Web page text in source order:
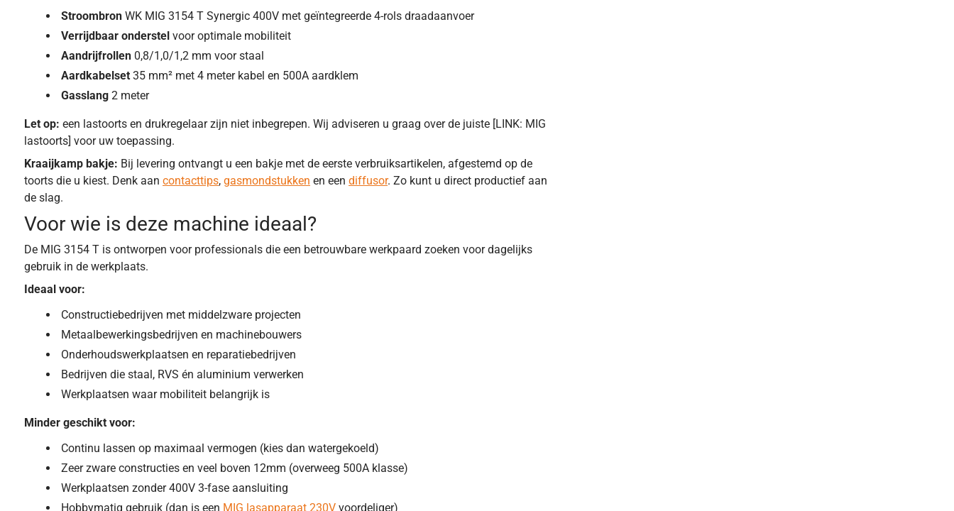
Stroombron WK MIG 3154 T Synergic 400V met geïntegreerde 4-rols draadaanvoer
Verrijdbaar onderstel voor optimale mobiliteit
Aandrijfrollen 0,8/1,0/1,2 mm voor staal
Aardkabelset 35 mm² met 4 meter kabel en 500A aardklem
Gasslang 2 meter
Let op: een lastoorts en drukregelaar zijn niet inbegrepen. Wij adviseren u graag over de juiste [LINK: MIG
lastoorts] voor uw toepassing.
Kraaijkamp bakje: Bij levering ontvangt u een bakje met de eerste verbruiksartikelen, afgestemd op de
toorts die u kiest. Denk aan contacttips, gasmondstukken en een diffusor. Zo kunt u direct productief aan
de slag.
Voor wie is deze machine ideaal?
De MIG 3154 T is ontworpen voor professionals die een betrouwbare werkpaard zoeken voor dagelijks
gebruik in de werkplaats.
Ideaal voor:
Constructiebedrijven met middelzware projecten
Metaalbewerkingsbedrijven en machinebouwers
Onderhoudswerkplaatsen en reparatiebedrijven
Bedrijven die staal, RVS én aluminium verwerken
Werkplaatsen waar mobiliteit belangrijk is
Minder geschikt voor:
Continu lassen op maximaal vermogen (kies dan watergekoeld)
Zeer zware constructies en veel boven 12mm (overweeg 500A klasse)
Werkplaatsen zonder 400V 3-fase aansluiting
Hobbymatig gebruik (dan is een MIG lasapparaat 230V voordeliger)